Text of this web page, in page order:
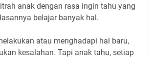
anak dengan rasa ingin tahu yang
belajar banyak hal.
atau menghadapi hal baru,
kesalahan. Tapi anak tahu, setiap